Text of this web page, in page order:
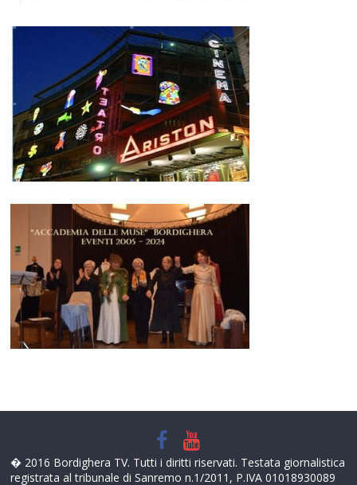
� 2016 Bordighera TV. Tutti i diritti riservati. Testata giornalistica
registrata al tribunale di Sanremo n.1/2011, P.IVA 01018930089